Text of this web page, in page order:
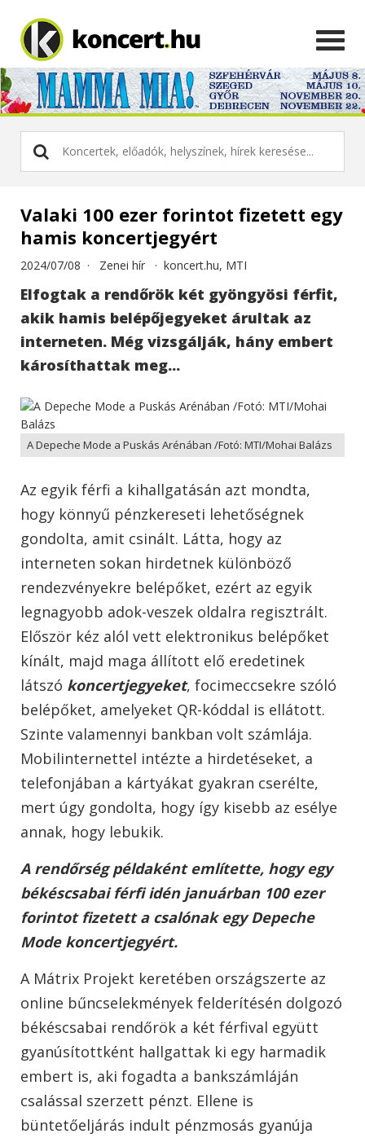
Valaki 100 ezer forintot fizetett egy
hamis koncertjegyért
2024/07/08 · Zenei hír · koncert.hu, MTI
Elfogtak a rendőrök két gyöngyösi férfit,
akik hamis belépőjegyeket árultak az
interneten. Még vizsgálják, hány embert
károsíthattak meg...
A Depeche Mode a Puskás Arénában /Fotó: MTI/Mohai Balázs
Az egyik férfi a kihallgatásán azt mondta,
hogy könnyű pénzkereseti lehetőségnek
gondolta, amit csinált. Látta, hogy az
interneten sokan hirdetnek különböző
rendezvényekre belépőket, ezért az egyik
legnagyobb adok-veszek oldalra regisztrált.
Először kéz alól vett elektronikus belépőket
kínált, majd maga állított elő eredetinek
látszó koncertjegyeket, focimeccsekre szóló
belépőket, amelyeket QR-kóddal is ellátott.
Szinte valamennyi bankban volt számlája.
Mobilinternettel intézte a hirdetéseket, a
telefonjában a kártyákat gyakran cserélte,
mert úgy gondolta, hogy így kisebb az esélye
annak, hogy lebukik.
A rendőrség példaként említette, hogy egy
békéscsabai férfi idén januárban 100 ezer
forintot fizetett a csalónak egy Depeche
Mode koncertjegyért.
A Mátrix Projekt keretében országszerte az
online bűncselekmények felderítésén dolgozó
békéscsabai rendőrök a két férfival együtt
gyanúsítottként hallgattak ki egy harmadik
embert is, aki fogadta a bankszámláján
csalással szerzett pénzt. Ellene is
büntetőeljárás indult pénzmosás gyanúja